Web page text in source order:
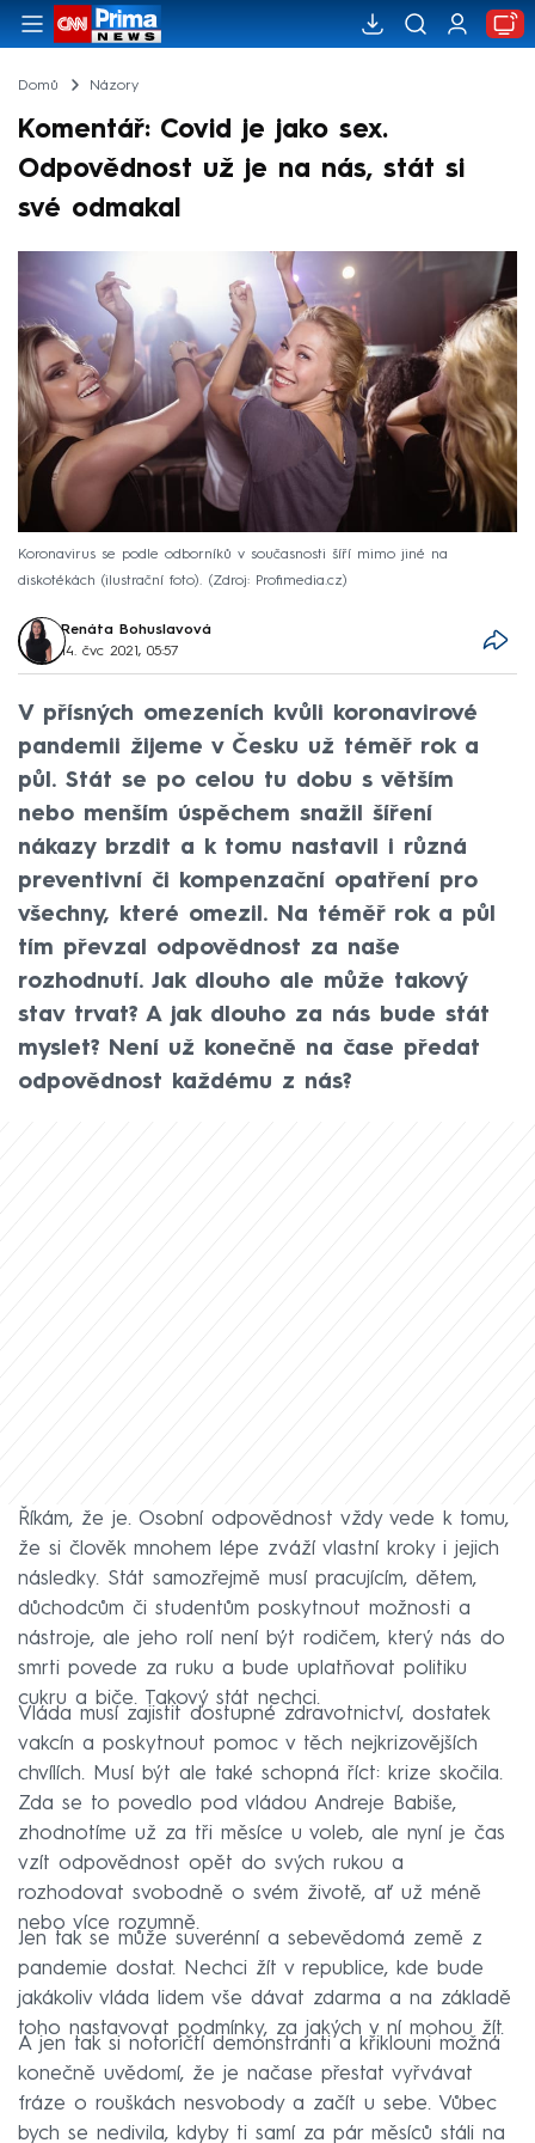
Domů Názory
Komentář: Covid je jako sex.
Odpovědnost už je na nás, stát si
své odmakal
Koronavirus se podle odborníků v současnosti šíří mimo jiné na
diskotékách (ilustrační foto).
Zdroj: Profimedia.cz
Renáta Bohuslavová
14. čvc 2021, 05:57
V přísných omezeních kvůli koronavirové
pandemii žijeme v Česku už téměř rok a
půl. Stát se po celou tu dobu s větším
nebo menším úspěchem snažil šíření
nákazy brzdit a k tomu nastavil i různá
preventivní či kompenzační opatření pro
všechny, které omezil. Na téměř rok a půl
tím převzal odpovědnost za naše
rozhodnutí. Jak dlouho ale může takový
stav trvat? A jak dlouho za nás bude stát
myslet? Není už konečně na čase předat
odpovědnost každému z nás?
Říkám, že je. Osobní odpovědnost vždy vede k tomu,
že si člověk mnohem lépe zváží vlastní kroky i jejich
následky. Stát samozřejmě musí pracujícím, dětem,
důchodcům či studentům poskytnout možnosti a
nástroje, ale jeho rolí není být rodičem, který nás do
smrti povede za ruku a bude uplatňovat politiku
cukru a biče. Takový stát nechci.
Vláda musí zajistit dostupné zdravotnictví, dostatek
vakcín a poskytnout pomoc v těch nejkrizovějších
chvílích. Musí být ale také schopná říct: krize skočila.
Zda se to povedlo pod vládou Andreje Babiše,
zhodnotíme už za tři měsíce u voleb, ale nyní je čas
vzít odpovědnost opět do svých rukou a
rozhodovat svobodně o svém životě, ať už méně
nebo více rozumně.
Jen tak se může suverénní a sebevědomá země z
pandemie dostat. Nechci žít v republice, kde bude
jakákoliv vláda lidem vše dávat zdarma a na základě
toho nastavovat podmínky, za jakých v ní mohou žít.
A jen tak si notoričtí demonstranti a křiklouni možná
konečně uvědomí, že je načase přestat vyřvávat
fráze o rouškách nesvobody a začít u sebe. Vůbec
bych se nedivila, kdyby ti samí za pár měsíců stáli na